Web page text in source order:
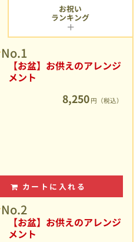
No.1
【お盆】お供えのアレンジ
メント
8,250 円（税込）
カートに入れる
No.2
【お盆】お供えのアレンジ
メント
お祝い
ランキング